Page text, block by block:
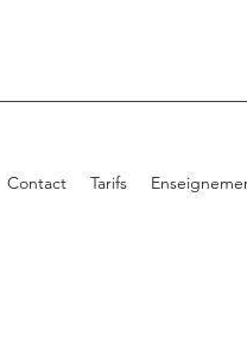
Contact Tarifs